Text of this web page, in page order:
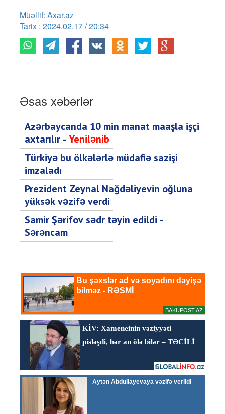
Müəllif: Axar.az
Tarix : 2024.02.17 / 20:34
Əsas xəbərlər
Azərbaycanda 10 min manat maaşla işçi
axtarılır - Yenilənib
Türkiyə bu ölkələrlə müdafiə sazişi
imzaladı
Prezident Zeynal Nağdəliyevin oğluna
yüksək vəzifə verdi
Samir Şərifov sədr təyin edildi -
Sərəncam